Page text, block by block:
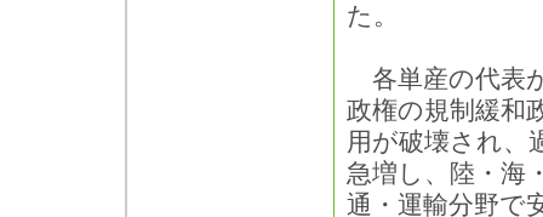
た。
各単産の代表
政権の規制緩和
用が破壊され、
急増し、陸・海
通・運輸分野で